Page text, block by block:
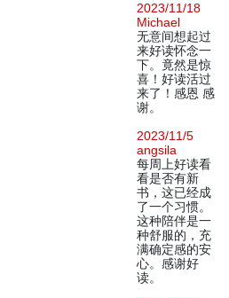
2023/11/18
Michael
无意间想起过
来好读怀念一
下。竟然是惊
喜！好读活过
来了！感恩 感
谢。
2023/11/5
angsila
每周上好读看
看是否有新
书，这已经成
了一个习惯。
这种陪伴是一
种舒服的，充
满确定感的安
心。感谢好
读。